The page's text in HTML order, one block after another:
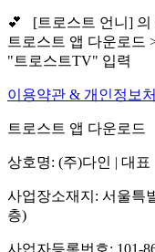
💕 [트로스트 언니] 의
트로스트 앱 다운로드
"트로스트TV" 입력
이용약관 & 개인정보
트로스트 앱 다운로드
상호명: (주)다인 | 대표
사업장소재지: 서울특
층)